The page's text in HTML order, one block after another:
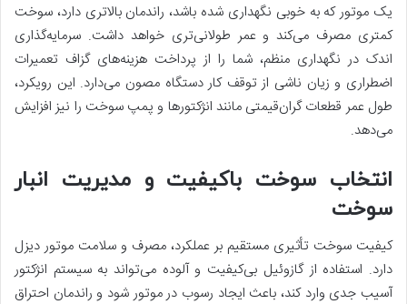
یک موتور که به خوبی نگهداری شده باشد، راندمان بالاتری دارد، سوخت
کمتری مصرف می‌کند و عمر طولانی‌تری خواهد داشت. سرمایه‌گذاری
اندک در نگهداری منظم، شما را از پرداخت هزینه‌های گزاف تعمیرات
اضطراری و زیان ناشی از توقف کار دستگاه مصون می‌دارد. این رویکرد،
طول عمر قطعات گران‌قیمتی مانند انژکتورها و پمپ سوخت را نیز افزایش
می‌دهد.
انتخاب سوخت باکیفیت و مدیریت انبار
سوخت
کیفیت سوخت تأثیری مستقیم بر عملکرد، مصرف و سلامت موتور دیزل
دارد. استفاده از گازوئیل بی‌کیفیت و آلوده می‌تواند به سیستم انژکتور
آسیب جدی وارد کند، باعث ایجاد رسوب در موتور شود و راندمان احتراق